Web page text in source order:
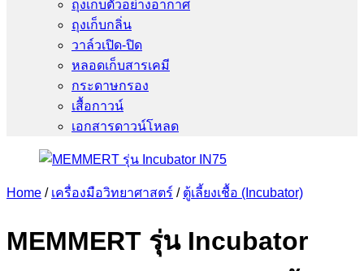
ถุงเก็บตัวอย่างอากาศ
ถุงเก็บกลิ่น
วาล์วเปิด-ปิด
หลอดเก็บสารเคมี
กระดาษกรอง
เสื้อกาวน์
เอกสารดาวน์โหลด
Home / เครื่องมือวิทยาศาสตร์ / ตู้เลี้ยงเชื้อ (Incubator)
MEMMERT รุ่น Incubator